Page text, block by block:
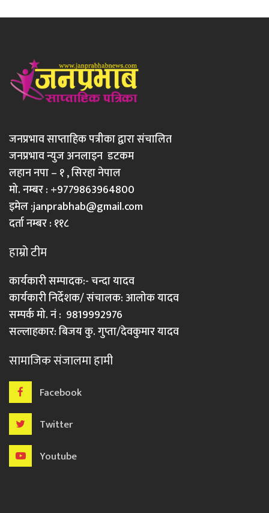
जनप्रभाव साप्ताहिक पत्रीका द्वारा संचालित
जनप्रभाव न्युज अनलाइन डटकम
लहान नपा – १ , सिरहा नेपाल
मो. नम्बर : +9779863964800
इमेल :janprabhab@gmail.com
दर्ता नम्बर : ११८
हाम्रो टीम
कार्यकारी सम्पादक:- चन्दा यादव
कार्यकारी निर्देशक/ संचालक: आलोक यादव
सम्पर्क मो. नं : 9819992976
सल्लाहकार: बिजय कु. गुप्ता/देवकुमार यादव
सामाजिक संजालमा हामी
Facebook
Twitter
Youtube